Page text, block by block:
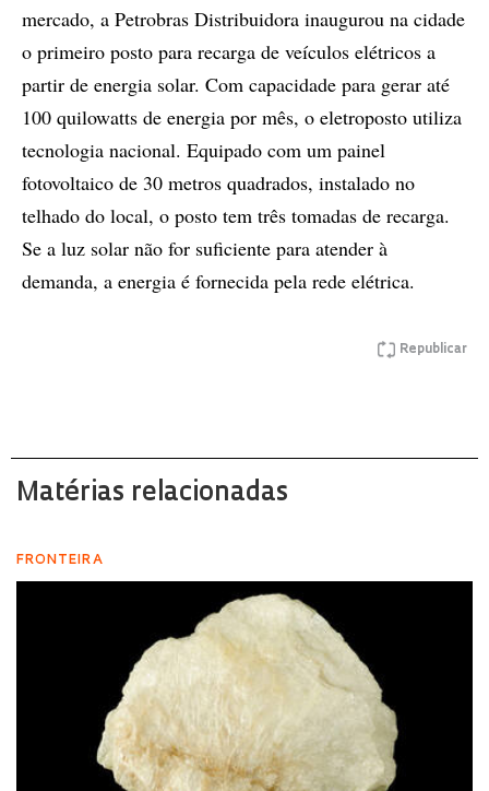
mercado, a Petrobras Distribuidora inaugurou na cidade
o primeiro posto para recarga de veículos elétricos a
partir de energia solar. Com capacidade para gerar até
100 quilowatts de energia por mês, o eletroposto utiliza
tecnologia nacional. Equipado com um painel
fotovoltaico de 30 metros quadrados, instalado no
telhado do local, o posto tem três tomadas de recarga.
Se a luz solar não for suficiente para atender à
demanda, a energia é fornecida pela rede elétrica.
Republicar